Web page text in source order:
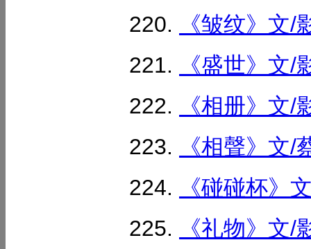
《皱纹》文
《盛世》文
《相册》文
《相聲》文
《碰碰杯》
《礼物》文